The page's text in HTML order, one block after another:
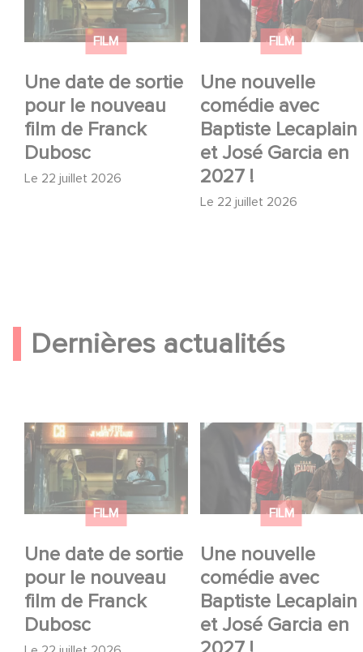
FILM
Une date de sortie
pour le nouveau
film de Franck
Dubosc
Le 22 juillet 2026
de Franck Dubosc
FILM
Une nouvelle
comédie avec
Baptiste Lecaplain
et José Garcia en
2027 !
Le 22 juillet 2026
Lecaplain et José
Garcia en 2027 !
Dernières actualités
FILM
Une date de sortie
pour le nouveau
film de Franck
Dubosc
Une date de sortie
pour le nouveau film
de Franck Dubosc
FILM
Une nouvelle
comédie avec
Baptiste Lecaplain
et José Garcia en
Une nouvelle comédie
avec Baptiste
Lecaplain et José
Garcia en 2027 !